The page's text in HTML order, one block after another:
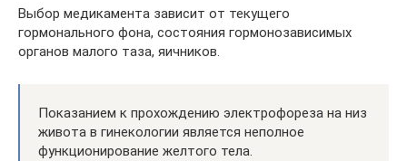
Выбор медикамента зависит от текущего
гормонального фона, состояния гормонозависимых
органов малого таза, яичников.
Показанием к прохождению электрофореза на низ
живота в гинекологии является неполное
функционирование желтого тела.